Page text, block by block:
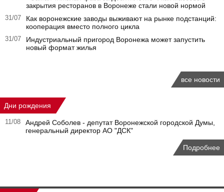
закрытия ресторанов в Воронеже стали новой нормой
31/07
Как воронежские заводы выживают на рынке подстанций:
кооперация вместо полного цикла
31/07
Индустриальный пригород Воронежа может запустить
новый формат жилья
все новости
Дни рождения
11/08
Андрей Соболев - депутат Воронежской городской Думы,
генеральный директор АО "ДСК"
Подробнее